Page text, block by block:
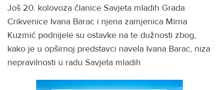
Još 20. kolovoza članice Savjeta mladih Grada
Crikvenice Ivana Barac i njena zamjenica Mirna
Kuzmić podnijele su ostavke na te dužnosti zbog,
kako je u opširnoj predstavci navela Ivana Barac, niza
nepravilnosti u radu Savjeta mladih